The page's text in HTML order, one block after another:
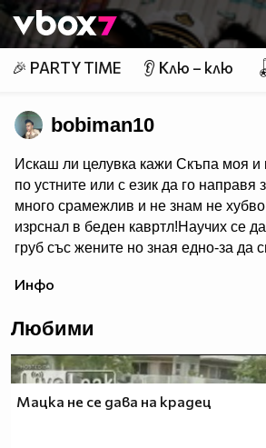
Member of
👾
🎉 PARTY TIME 👂 Клю – клю
bobiman10
Искаш ли целувка кажи Скъпа моя и
по устните или с език да го
много срaмeжлив и не знам не
изрснал в беден кавртл!Научих се
груб със жените но зная едно-за да
Боби_Табелката по прякор
Инфо
Любими
Мацка не се дава на крадец